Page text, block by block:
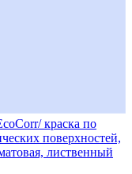
краска по
поверхностей,
лиственный